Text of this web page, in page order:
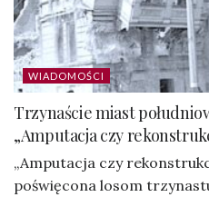
WIADOMOŚCI
Trzynaście miast
„Amputacja czy
„Amputacja czy
poświęcona losom